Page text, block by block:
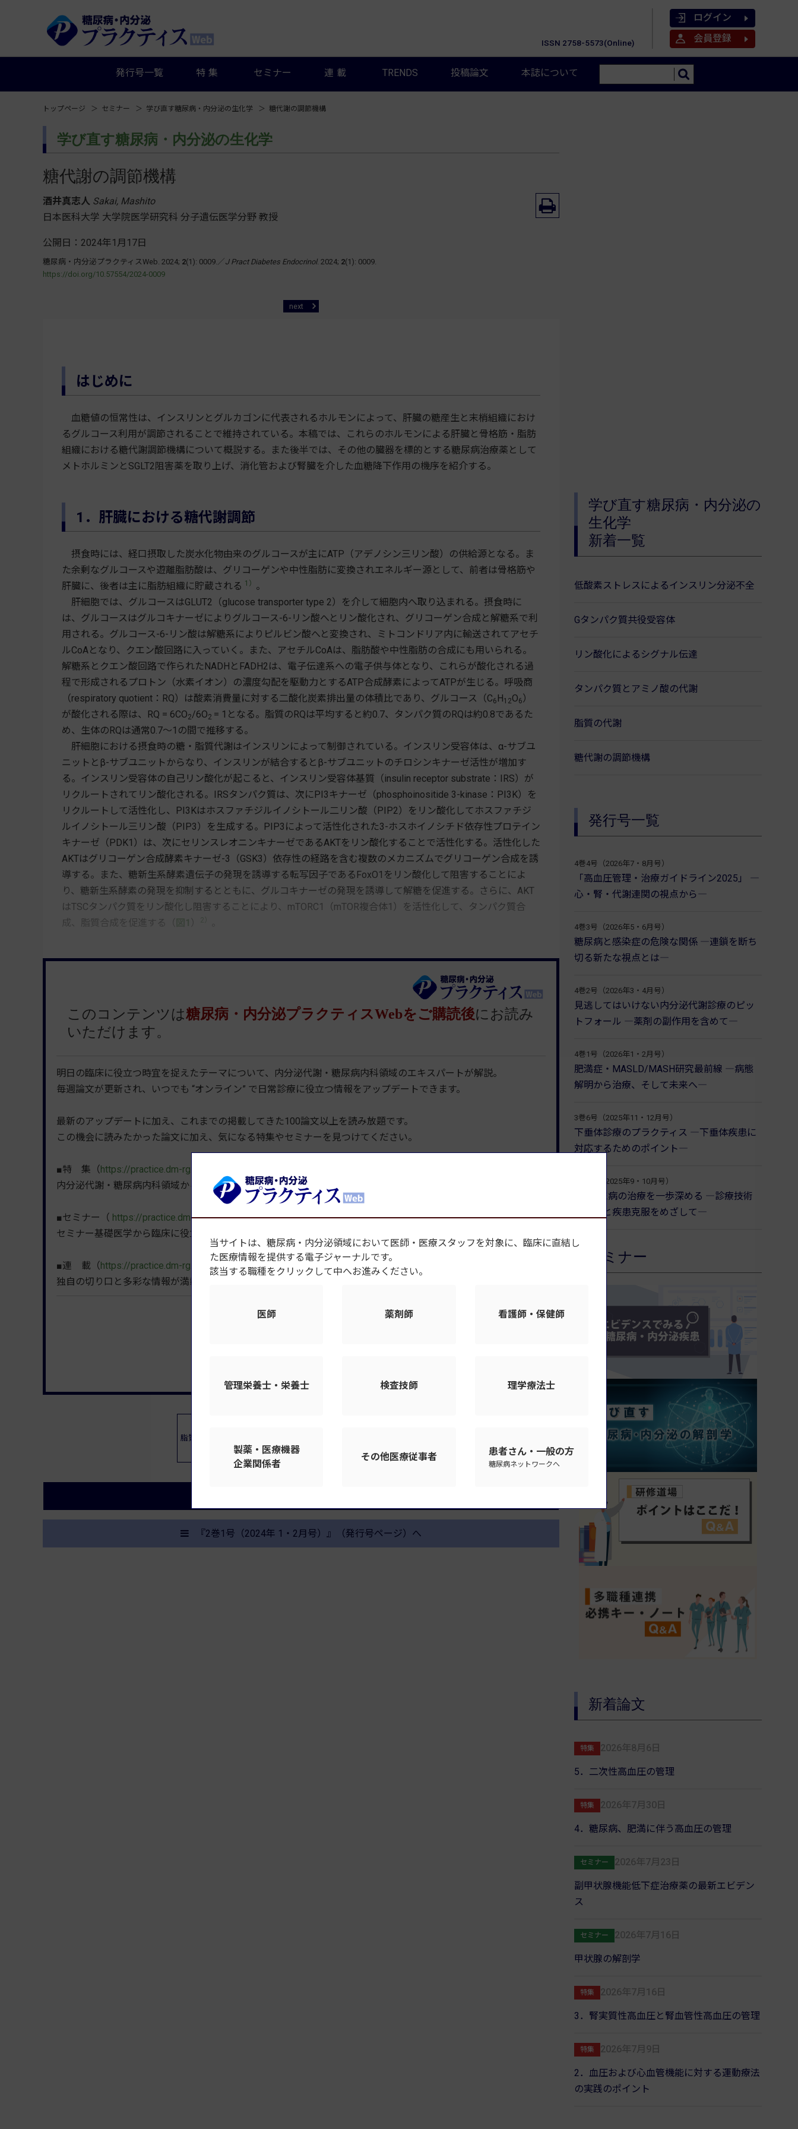
ISSN 2758-5573(Online)
ログイン
会員登録
発行号一覧 特集 セミナー 連載 TRENDS 投稿論文 本誌について
トップページ セミナー 学び直す糖尿病・内分泌の生化学 糖代謝の調節機構
学び直す糖尿病・内分泌の生化学
糖代謝の調節機構
酒井真志人 Sakai, Mashito
日本医科大学 大学院医学研究科 分子遺伝医学分野 教授
公開日：2024年1月17日
糖尿病・内分泌プラクティスWeb. 2024; 2(1): 0009.／J Pract Diabetes Endocrinol. 2024; 2(1): 0009.
https://doi.org/10.57554/2024-0009
next
はじめに
血糖値の恒常性は、インスリンとグルカゴンに代表されるホルモンによって、肝臓の糖産生と末梢組織におけ
るグルコース利用が調節されることで維持されている。本稿では、これらのホルモンによる肝臓と骨格筋・脂肪
組織における糖代謝調節機構について概説する。また後半では、その他の臓器を標的とする糖尿病治療薬として
メトホルミンとSGLT2阻害薬を取り上げ、消化管および腎臓を介した血糖降下作用の機序を紹介する。
1．肝臓における糖代謝調節
摂食時には、経口摂取した炭水化物由来のグルコースが主にATP（アデノシン三リン酸）の供給源となる。ま
た余剰なグルコースや遊離脂肪酸は、グリコーゲンや中性脂肪に変換されエネルギー源として、前者は骨格筋や
肝臓に、後者は主に脂肪組織に貯蔵される 1） 。
肝細胞では、グルコースはGLUT2（glucose transporter type 2）を介して細胞内へ取り込まれる。摂食時に
は、グルコースはグルコキナーゼによりグルコース-6-リン酸へとリン酸化され、グリコーゲン合成と解糖系で利
用される。グルコース-6-リン酸は解糖系によりピルビン酸へと変換され、ミトコンドリア内に輸送されてアセチ
ルCoAとなり、クエン酸回路に入っていく。また、アセチルCoAは、脂肪酸や中性脂肪の合成にも用いられる。
解糖系とクエン酸回路で作られたNADHとFADH2は、電子伝達系への電子供与体となり、これらが酸化される過
程で形成されるプロトン（水素イオン）の濃度勾配を駆動力とするATP合成酵素によってATPが生じる。呼吸商
（respiratory quotient：RQ）は酸素消費量に対する二酸化炭素排出量の体積比であり、グルコース（C6 H 12O6 ）
が酸化される際は、RQ = 6CO2/6O2 = 1となる。脂質のRQは平均すると約0.7、タンパク質のRQは約0.8であるた
め、生体のRQは通常0.7～1の間で推移する。
肝細胞における摂食時の糖・脂質代謝はインスリンによって制御されている。インスリン受容体は、α-サブユ
ニットとβ-サブユニットからなり、インスリンが結合するとβ-サブユニットのチロシンキナーゼ活性が増加す
る。インスリン受容体の自己リン酸化が起こると、インスリン受容体基質（insulin receptor substrate：IRS）が
リクルートされてリン酸化される。IRSタンパク質は、次にPI3キナーゼ（phosphoinositide 3-kinase：PI3K）を
リクルートして活性化し、PI3Kはホスファチジルイノシトール二リン酸（PIP2）をリン酸化してホスファチジ
ルイノシトール三リン酸（PIP3）を生成する。PIP3によって活性化された3-ホスホイノシチド依存性プロテイン
キナーゼ（PDK1）は、次にセリンスレオニンキナーゼであるAKTをリン酸化することで活性化する。活性化した
AKTはグリコーゲン合成酵素キナーゼ-3（GSK3）依存性の経路を含む複数のメカニズムでグリコーゲン合成を誘
導する。また、糖新生系酵素遺伝子の発現を誘導する転写因子であるFoxO1をリン酸化して阻害することによ
り、糖新生系酵素の発現を抑制するとともに、グルコキナーゼの発現を誘導して解糖を促進する。さらに、AKT
はTSCタンパク質をリン酸化し阻害することにより、mTORC1（mTOR複合体1）を活性化して、タンパク質合
成、脂質合成を促進する（
このコンテンツは糖尿病・内分泌プラクティスWebをご購読後にお読み
いただけます。
明日の臨床に役立つ時宜を捉えたテーマについて、内分泌代謝・糖尿病内科領域のエキスパートが解説。
毎週論文が更新され、いつでも “オンライン” で日常診療に役立つ情報をアップデートできます。
最新のアップデートに加え、これまでの掲載してきた100論文以上を読み放題です。
この機会に読みたかった論文に加え、気になる特集やセミナーを見つけてください。
■特 集（ https://practice.dm-rg.net/main
内分泌代謝・糖尿病内科領域から押さえておきたい選りすぐりのテーマを、エキスパートが徹底解説。
■セミナー（ https://practice.dm-rg.net/special）
セミナー基礎医学から臨床に役立つ実践的な内容まで、多種多様なコーナーが学びをサポート。
■連 載（ https://practice.dm-rg.net/series）
独自の切り口と多彩な情報が満載、知的好奇心を刺激する連載。
脂質の代謝
『2巻1号（2024年 1・2月号）』（発行号ページ）へ
学び直す糖尿病・内分泌の
生化学
新着一覧
低酸素ストレスによるインスリン分泌不全
Gタンパク質共役受容体
リン酸化によるシグナル伝達
タンパク質とアミノ酸の代謝
脂質の代謝
糖代謝の調節機構
発行号一覧
4巻4号（2026年7・8月号）
「高血圧管理・治療ガイドライン2025」 ―
心・腎・代謝連関の視点から―
4巻3号（2026年5・6月号）
糖尿病と感染症の危険な関係 ―連鎖を断ち
切る新たな視点とは―
4巻2号（2026年3・4月号）
見逃してはいけない内分泌代謝診療のピッ
トフォール ―薬剤の副作用を含めて―
4巻1号（2026年1・2月号）
肥満症・MASLD/MASH研究最前線 ―病態
解明から治療、そして未来へ―
3巻6号（2025年11・12月号）
下垂体診療のプラクティス ―下垂体疾患に
対応するためのポイント―
3巻5号（2025年9・10月号）
1型糖尿病の治療を一歩深める ―診療技術
の発展と疾患克服をめざして―
セミナー
新着論文
特集 2026年8月6日
5．二次性高血圧の管理
特集 2026年7月30日
4．糖尿病、肥満に伴う高血圧の管理
セミナー 2026年7月23日
副甲状腺機能低下症治療薬の最新エビデン
ス
セミナー 2026年7月16日
甲状腺の解剖学
特集 2026年7月16日
3．腎実質性高血圧と腎血管性高血圧の管理
特集 2026年7月9日
2．血圧および心血管機能に対する運動療法
の実践のポイント
当サイトは、糖尿病・内分泌領域において医師・医療スタッフを対象に、臨床に直結し
た医療情報を提供する電子ジャーナルです。
該当する職種をクリックして中へお進みください。
医師 薬剤師 看護師・保健師
管理栄養士・栄養士 検査技師 理学療法士
製薬・医療機器
企業関係者
その他医療従事者 患者さん・一般の方
糖尿病ネットワークへ